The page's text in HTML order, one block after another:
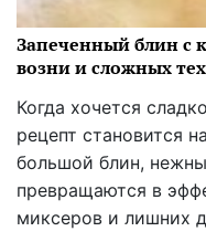
Запеченный блин с
возни и сложных
Когда хочется
рецепт становится
большой блин,
превращаются в
миксеров и лишних